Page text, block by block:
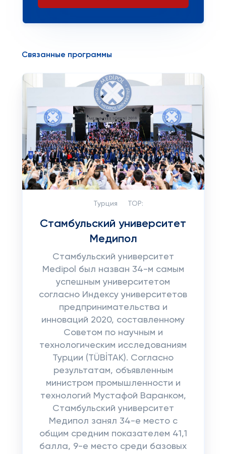
Связанные программы
Турция TOP:
Стамбульский университет
Медипол
Стамбульский университет
Medipol был назван 34-м самым
успешным университетом
согласно Индексу университетов
предпринимательства и
инноваций 2020, составленному
Советом по научным и
технологическим исследованиям
Турции (TÜBİTAK). Согласно
результатам, объявленным
министром промышленности и
технологий Мустафой Варанком,
Стамбульский университет
Медипол занял 34-е место с
общим средним показателем 41,1
балла, 9-е место среди базовых